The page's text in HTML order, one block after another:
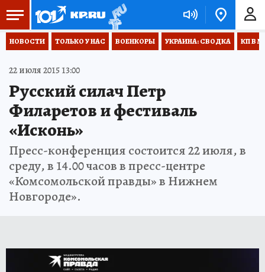
НОВОСТИ ТОЛЬКО У НАС ВОЕНКОРЫ УКРАИНА: СВОДКА КП В
22 июля 2015 13:00
Русский силач Петр
Филаретов и фестиваль
«Исконь»
Пресс-конференция состоится 22 июля, в
среду, в 14.00 часов в пресс-центре
«Комсомольской правды» в Нижнем
Новгороде».